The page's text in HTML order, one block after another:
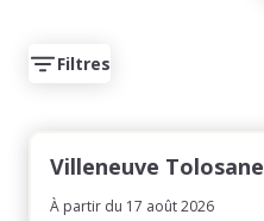
Filtres
Villeneuve Tolosane
À partir du 17 août 2026